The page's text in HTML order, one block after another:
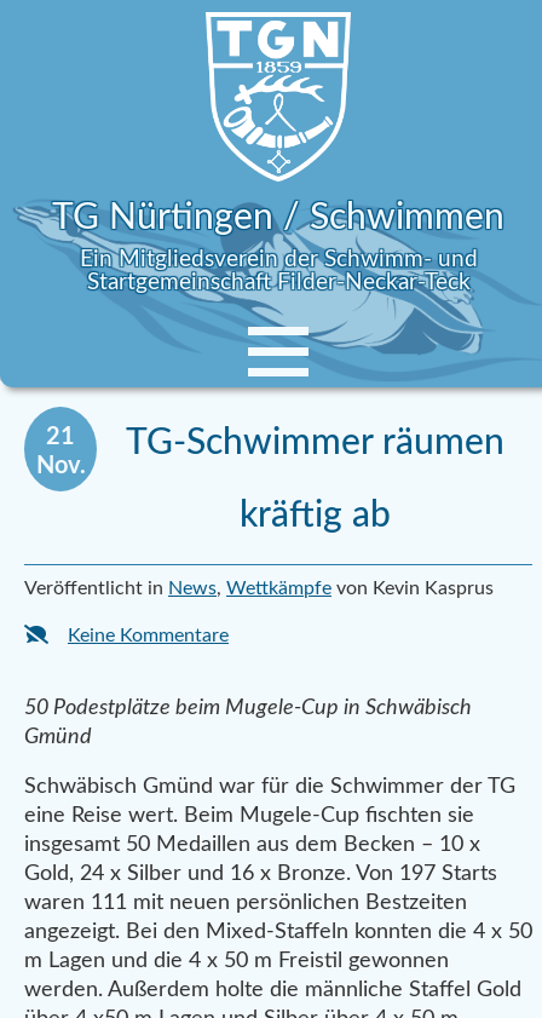
TG Nürtingen / Schwimmen
Ein Mitgliedsverein der Schwimm- und
Startgemeinschaft Filder-Neckar-Teck
21
Nov.
TG-Schwimmer räumen
kräftig ab
Veröffentlicht in News, Wettkämpfe von Kevin Kasprus
Keine Kommentare
50 Podestplätze beim Mugele-Cup in Schwäbisch
Gmünd
Schwäbisch Gmünd war für die Schwimmer der TG
eine Reise wert. Beim Mugele-Cup fischten sie
insgesamt 50 Medaillen aus dem Becken – 10 x
Gold, 24 x Silber und 16 x Bronze. Von 197 Starts
waren 111 mit neuen persönlichen Bestzeiten
angezeigt. Bei den Mixed-Staffeln konnten die 4 x 50
m Lagen und die 4 x 50 m Freistil gewonnen
werden. Außerdem holte die männliche Staffel Gold